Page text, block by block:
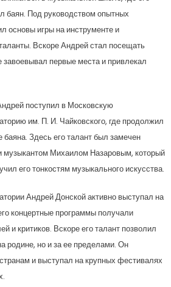
баян. Под руководством опытных
основы игры на инструменте и
Вскоре Андрей стал посещать
завоевывал первые места и привлекал
поступил в Московскую
им. П. И. Чайковского, где продолжил
баяна. Здесь его талант был замечен
музыкантом Михаилом Назаровым, который
его тонкостям музыкального искусства.
Андрей Донской активно выступал на
концертные программы получали
и критиков. Вскоре его талант позволил
родине, но и за ее пределами. Он
и выступал на крупных фестивалях